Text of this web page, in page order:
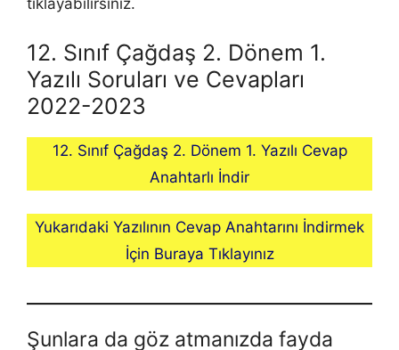
12. Sınıf Çağdaş 2. Dönem 1.
Yazılı Soruları ve Cevapları
2022-2023
12. Sınıf Çağdaş 2. Dönem 1. Yazılı Cevap
Anahtarlı İndir
Yukarıdaki Yazılının Cevap Anahtarını İndirmek
İçin Buraya Tıklayınız
Şunlara da göz atmanızda fayda